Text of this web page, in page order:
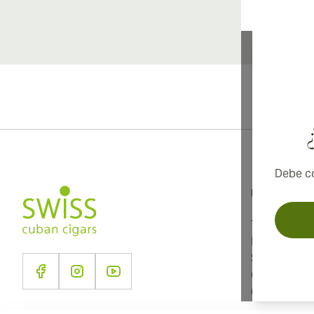
Debe
Información
Términos y
Política de
Sobre
Contacto